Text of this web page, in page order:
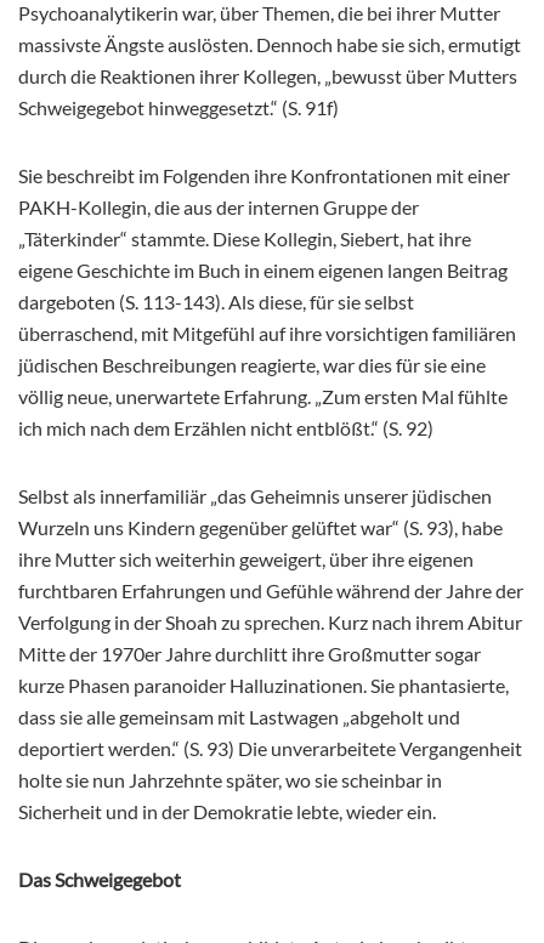
Psychoanalytikerin war, über Themen, die bei ihrer Mutter
massivste Ängste auslösten. Dennoch habe sie sich, ermutigt
durch die Reaktionen ihrer Kollegen, „bewusst über Mutters
Schweigegebot hinweggesetzt.“ (S. 91f)
Sie beschreibt im Folgenden ihre Konfrontationen mit einer
PAKH-Kollegin, die aus der internen Gruppe der
„Täterkinder“ stammte. Diese Kollegin, Siebert, hat ihre
eigene Geschichte im Buch in einem eigenen langen Beitrag
dargeboten (S. 113-143). Als diese, für sie selbst
überraschend, mit Mitgefühl auf ihre vorsichtigen familiären
jüdischen Beschreibungen reagierte, war dies für sie eine
völlig neue, unerwartete Erfahrung. „Zum ersten Mal fühlte
ich mich nach dem Erzählen nicht entblößt.“ (S. 92)
Selbst als innerfamiliär „das Geheimnis unserer jüdischen
Wurzeln uns Kindern gegenüber gelüftet war“ (S. 93), habe
ihre Mutter sich weiterhin geweigert, über ihre eigenen
furchtbaren Erfahrungen und Gefühle während der Jahre der
Verfolgung in der Shoah zu sprechen. Kurz nach ihrem Abitur
Mitte der 1970er Jahre durchlitt ihre Großmutter sogar
kurze Phasen paranoider Halluzinationen. Sie phantasierte,
dass sie alle gemeinsam mit Lastwagen „abgeholt und
deportiert werden.“ (S. 93) Die unverarbeitete Vergangenheit
holte sie nun Jahrzehnte später, wo sie scheinbar in
Sicherheit und in der Demokratie lebte, wieder ein.
Das Schweigegebot